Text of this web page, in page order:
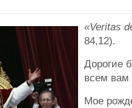
«Veritas
84,12).
Дорогие
всем вам
Мое